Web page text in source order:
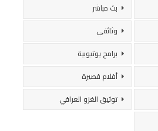
بث مباشر
وثائقي
برامج يوتيوبية
أفلام قصيرة
توثيق الغزو العراقي